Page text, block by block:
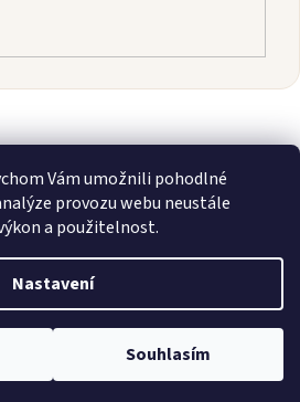
Vám umožnili pohodlné
provozu webu neustále
a použitelnost.
Nastavení
Souhlasím
klubu! Registrujte se, sčítáme vám
Shoptet
. Všechna práva vyhrazena.Upravit